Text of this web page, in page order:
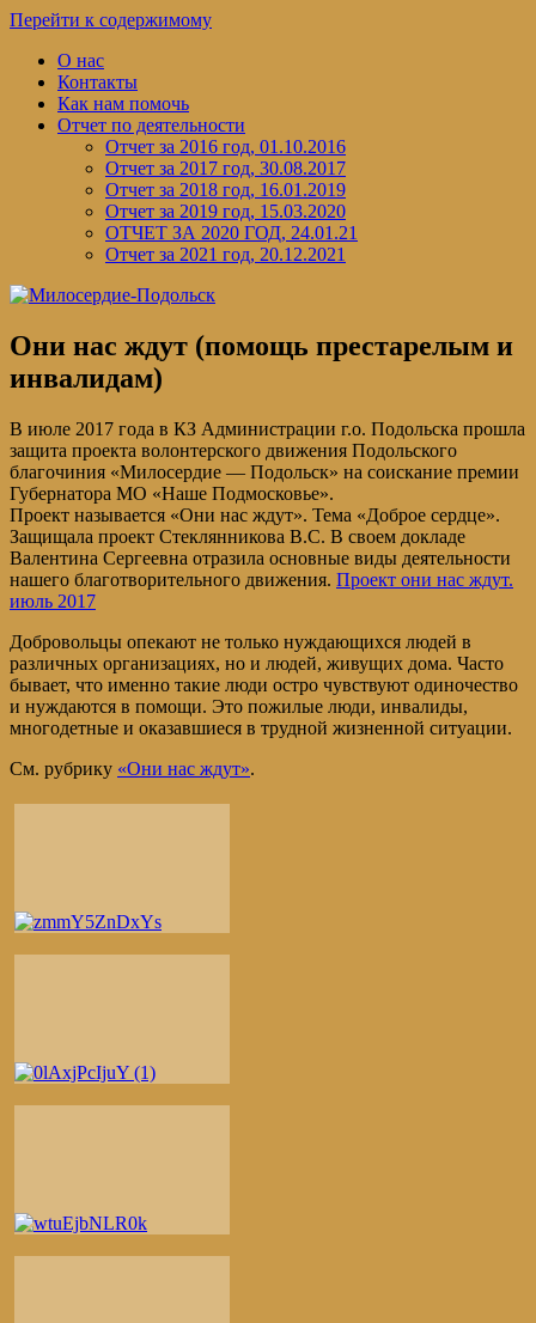
Перейти к содержимому
О нас
Контакты
Как нам помочь
Отчет по деятельности
Отчет за 2016 год, 01.10.2016
Отчет за 2017 год, 30.08.2017
Отчет за 2018 год, 16.01.2019
Отчет за 2019 год, 15.03.2020
ОТЧЕТ ЗА 2020 ГОД, 24.01.21
Отчет за 2021 год, 20.12.2021
Они нас ждут (помощь престарелым и
инвалидам)
В июле 2017 года в КЗ Администрации г.о. Подольска прошла
защита проекта волонтерского движения Подольского
благочиния «Милосердие — Подольск» на соискание премии
Губернатора МО «Наше Подмосковье».
Проект называется «Они нас ждут». Тема «Доброе сердце».
Защищала проект Стеклянникова В.С. В своем докладе
Валентина Сергеевна отразила основные виды деятельности
нашего благотворительного движения. Проект они нас ждут.
июль 2017
Добровольцы опекают не только нуждающихся людей в
различных организациях, но и людей, живущих дома. Часто
бывает, что именно такие люди остро чувствуют одиночество
и нуждаются в помощи. Это пожилые люди, инвалиды,
многодетные и оказавшиеся в трудной жизненной ситуации.
См. рубрику «Они нас ждут».